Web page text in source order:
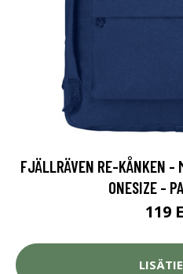
FJÄLLRÄVEN RE-KÅNKEN -
ONESIZE -
119